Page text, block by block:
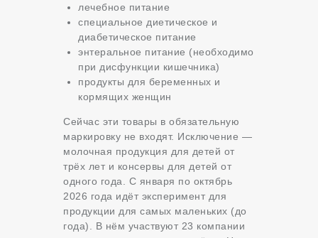
лечебное питание
специальное диетическое и
диабетическое питание
энтеральное питание (необходимо
при дисфункции кишечника)
продукты для беременных и
кормящих женщин
Сейчас эти товары в обязательную
маркировку не входят. Исключение —
молочная продукция для детей от
трёх лет и консервы для детей от
одного года. С января по октябрь
2026 года идёт эксперимент для
продукции для самых маленьких (до
года). В нём участвуют 23 компании